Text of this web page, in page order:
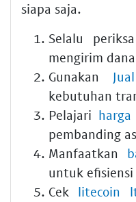
siapa saja.
Selalu periksa
mengirim
Gunakan
kebutuhan
Pelajari
pembanding
Manfaatkan
untuk efisiensi
Cek litecoin